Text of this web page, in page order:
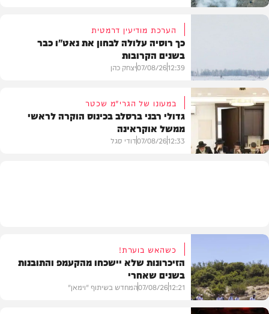
הערכת מודיעין דרמטית
כך רוסיה עלולה לבחון את נאט"ו כבר
בשנים הקרובות
12:39
07/08/26יצחק כהן
במעונו של הגרי"מ שכטר
גדולי רבני ברסלב בכינוס הוקרה לראשי
ממשל אוקראינה
12:33
07/08/26דודי סגל
כשהאש בוערת!
הזיכרונות שלא יישכחו מהקעמפ והתובנות
בשנים שאחרי
12:21
07/08/26המחדש בשיתוף "וימאן"